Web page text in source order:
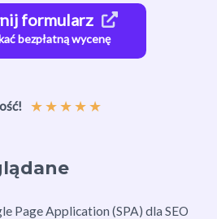
formularz
bezpłatną wycenę
★★★★★
Page Application (SPA) dla SEO